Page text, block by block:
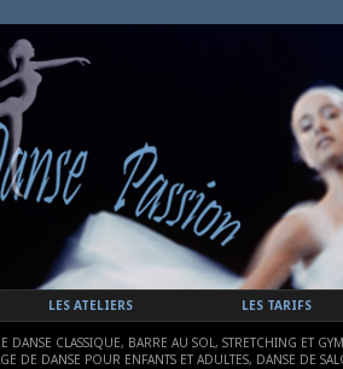
LES ATELIERS LES TARIFS
DANSE CLASSIQUE, BARRE AU SOL, STRETCHING ET
DE DANSE POUR ENFANTS ET ADULTES, DANSE DE